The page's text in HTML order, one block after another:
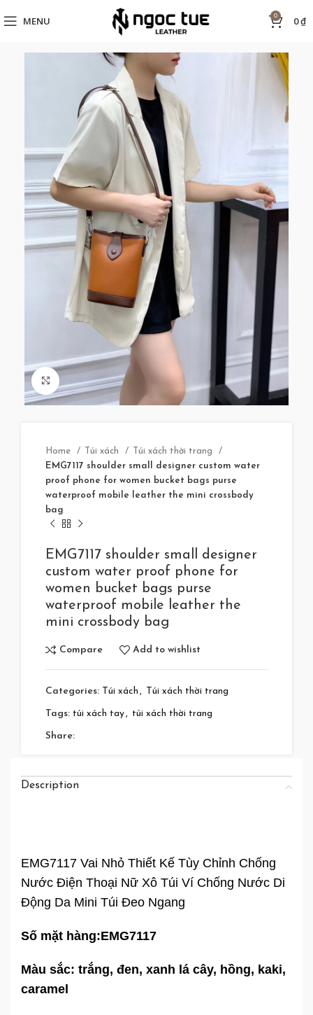
MENU 0 0₫
Click to enlarge
Home Túi xách
Túi xách thời trang
EMG7117 shoulder small designer custom water
proof phone for women bucket bags purse
waterproof mobile leather the mini crossbody
bag
EMG7117 shoulder small designer
custom water proof phone for
women bucket bags purse
waterproof mobile leather the
mini crossbody bag
Compare Add to wishlist
Categories: Túi xách , Túi xách thời trang
Tags: túi xách tay, túi xách thời trang
Share:
Description
EMG7117 Vai Nhỏ Thiết Kế Tùy Chỉnh Chống
Nước Điện Thoại Nữ Xô Túi Ví Chống Nước Di
Động Da Mini Túi Đeo Ngang
Số mặt hàng:EMG7117
Màu sắc: trắng, đen, xanh lá cây, hồng, kaki,
caramel